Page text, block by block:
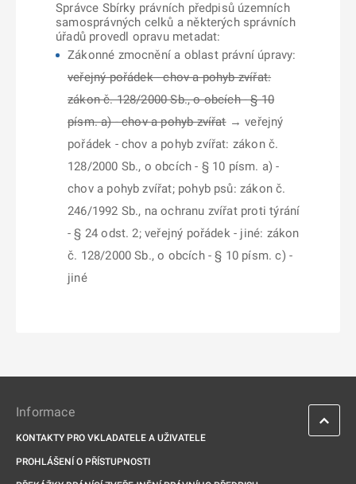
Správce Sbírky právních předpisů územních
samosprávných celků a některých správních
úřadů provedl opravu metadat:
Zákonné zmocnění a oblast právní úpravy:
veřejný pořádek - chov a pohyb zvířat:
zákon č. 128/2000 Sb., o obcích - § 10
písm. a) - chov a pohyb zvířat→ veřejný
pořádek - chov a pohyb zvířat: zákon č.
128/2000 Sb., o obcích - § 10 písm. a) -
chov a pohyb zvířat; pohyb psů: zákon č.
246/1992 Sb., na ochranu zvířat proti týrání
- § 24 odst. 2; veřejný pořádek - jiné: zákon
č. 128/2000 Sb., o obcích - § 10 písm. c) -
jiné
Informace
KONTAKTY PRO VKLADATELE A UŽIVATELE
PROHLÁŠENÍ O PŘÍSTUPNOSTI